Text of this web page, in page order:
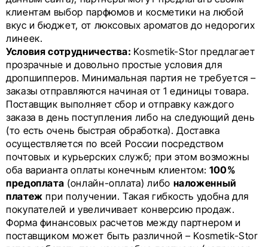
клиентам выбор парфюмов и косметики на любой
вкус и бюджет, от люксовых ароматов до недорогих
линеек.
Условия сотрудничества: Kosmetik-Stor предлагает
прозрачные и довольно простые условия для
дропшипперов. Минимальная партия не требуется –
заказы отправляются начиная от 1 единицы товара.
Поставщик выполняет сбор и отправку каждого
заказа в день поступления либо на следующий день
(то есть очень быстрая обработка). Доставка
осуществляется по всей России посредством
почтовых и курьерских служб; при этом возможны
оба варианта оплаты конечным клиентом: 100%
предоплата (онлайн-оплата) либо наложенный
платеж при получении. Такая гибкость удобна для
покупателей и увеличивает конверсию продаж.
Форма финансовых расчетов между партнером и
поставщиком может быть различной – Kosmetik-Stor